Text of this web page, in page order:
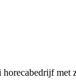
met